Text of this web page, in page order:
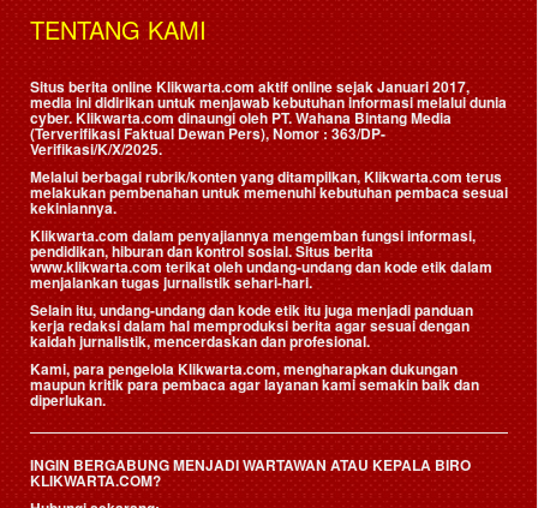
TENTANG KAMI
Situs berita online Klikwarta.com aktif online sejak Januari 2017,
media ini didirikan untuk menjawab kebutuhan informasi melalui dunia
cyber. Klikwarta.com dinaungi oleh PT. Wahana Bintang Media
(Terverifikasi Faktual Dewan Pers), Nomor : 363/DP-
Verifikasi/K/X/2025.
Melalui berbagai rubrik/konten yang ditampilkan, Klikwarta.com terus
melakukan pembenahan untuk memenuhi kebutuhan pembaca sesuai
kekiniannya.
Klikwarta.com dalam penyajiannya mengemban fungsi informasi,
pendidikan, hiburan dan kontrol sosial. Situs berita
www.klikwarta.com terikat oleh undang-undang dan kode etik dalam
menjalankan tugas jurnalistik sehari-hari.
Selain itu, undang-undang dan kode etik itu juga menjadi panduan
kerja redaksi dalam hal memproduksi berita agar sesuai dengan
kaidah jurnalistik, mencerdaskan dan profesional.
Kami, para pengelola Klikwarta.com, mengharapkan dukungan
maupun kritik para pembaca agar layanan kami semakin baik dan
diperlukan.
INGIN BERGABUNG MENJADI WARTAWAN ATAU KEPALA BIRO
KLIKWARTA.COM?